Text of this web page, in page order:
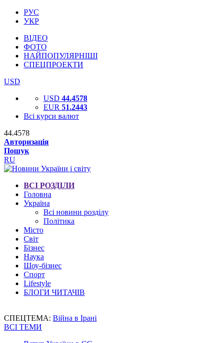
РУС
УКР
ВІДЕО
ФОТО
НАЙПОПУЛЯРНІШІ
СПЕЦПРОЕКТИ
USD
USD 44.4578
EUR 51.2443
Всі курси валют
44.4578
Авторизація
Пошук
RU
ВСІ РОЗДІЛИ
Головна
Україна
Всі новини розділу
Політика
Місто
Світ
Бізнес
Наука
Шоу-бізнес
Спорт
Lifestyle
БЛОГИ ЧИТАЧІВ
СПЕЦТЕМА: Війна в Ірані
ВСІ ТЕМИ